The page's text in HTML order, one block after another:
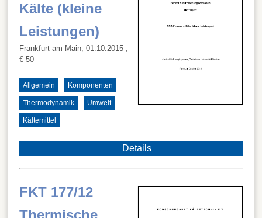
Kälte (kleine
Leistungen)
Frankfurt am Main, 01.10.2015 ,
€ 50
Allgemein Komponenten
Thermodynamik Umwelt
Kältemittel
Details
FKT 177/12